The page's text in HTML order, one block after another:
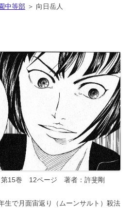
中等部 ＞ 向日岳人
15巻 12ページ 著者：許斐剛
生で月面宙返り（ムーンサルト）殺法